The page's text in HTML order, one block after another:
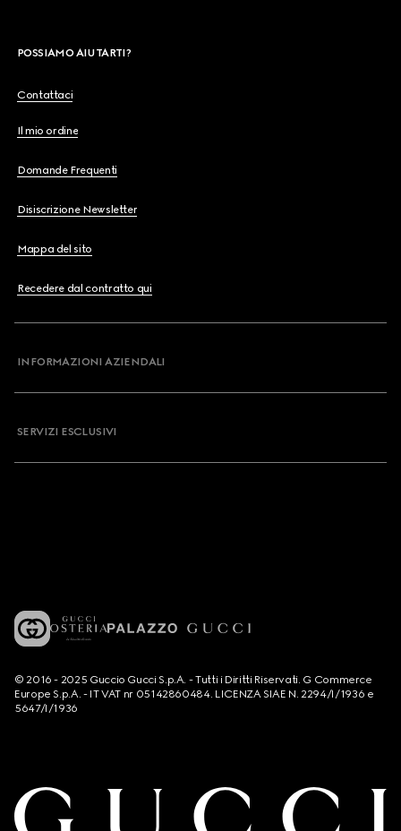
POSSIAMO AIUTARTI?
Contattaci
Il mio ordine
Domande Frequenti
Disiscrizione Newsletter
Mappa del sito
Recedere dal contratto qui
INFORMAZIONI AZIENDALI
SERVIZI ESCLUSIVI
© 2016 - 2025 Guccio Gucci S.p.A. - Tutti i Diritti Riservati. G Commerce
Europe S.p.A. - IT VAT nr 05142860484. LICENZA SIAE N. 2294/I/1936 e
5647/I/1936